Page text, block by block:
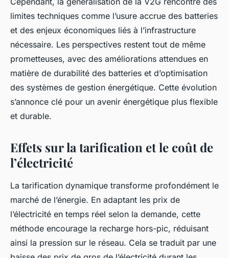
limites techniques comme l’usure accrue des batteries
et des enjeux économiques liés à l’infrastructure
nécessaire. Les perspectives restent tout de même
prometteuses, avec des améliorations attendues en
matière de durabilité des batteries et d’optimisation
des systèmes de gestion énergétique. Cette évolution
s’annonce clé pour un avenir énergétique plus flexible
et durable.
Effets sur la tarification et le coût de
l’électricité
La tarification dynamique transforme profondément le
marché de l’énergie. En adaptant les prix de
l’électricité en temps réel selon la demande, cette
méthode encourage la recharge hors-pic, réduisant
ainsi la pression sur le réseau. Cela se traduit par une